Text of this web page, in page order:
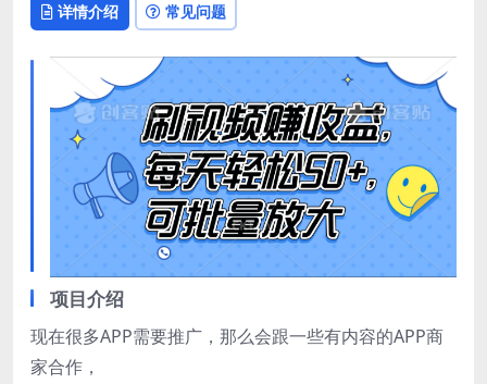
详情介绍 常见问题
项目介绍
现在很多APP需要推广，那么会跟一些有内容的APP商
家合作，